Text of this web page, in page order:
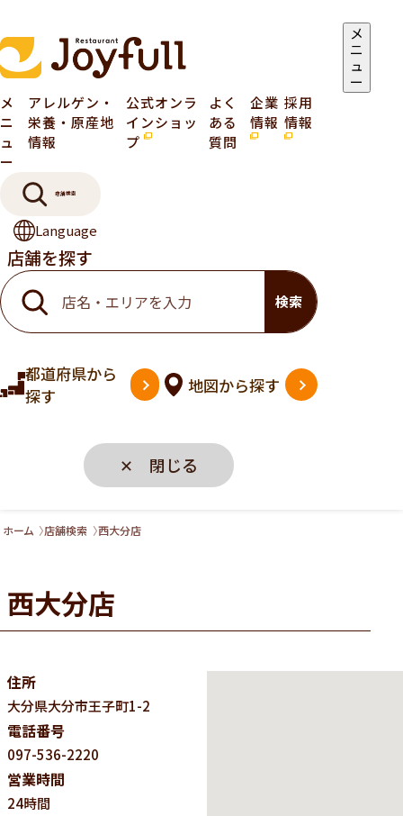
メ
ニ
ュ
ー
メ
ニ
ュ
ー
アレルゲン・
栄養・原産地
情報
公式オンラ
インショッ
プ
よく
ある
質問
企業
情報
採用
情報
店舗検索
Language
店舗を探す
検索
都道府県から
探す
地図から探す
✕ 閉じる
ホーム 店舗検索 西大分店
西大分店
住所
大分県大分市王子町1-2
電話番号
097-536-2220
営業時間
24時間